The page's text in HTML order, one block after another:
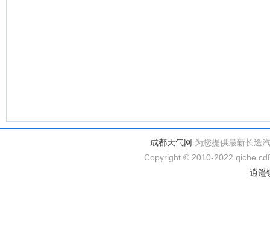
成都天气网 为您提供最新长途
Copyright © 2010-2022
逍遥